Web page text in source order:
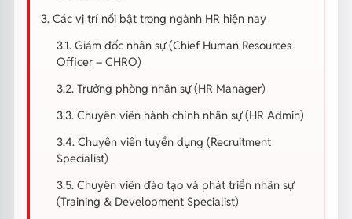
3. Các vị trí nổi bật trong ngành HR hiện nay
3.1. Giám đốc nhân sự (Chief Human Resources
Officer – CHRO)
3.2. Trưởng phòng nhân sự (HR Manager)
3.3. Chuyên viên hành chính nhân sự (HR Admin)
3.4. Chuyên viên tuyển dụng (Recruitment
Specialist)
3.5. Chuyên viên đào tạo và phát triển nhân sự
(Training & Development Specialist)